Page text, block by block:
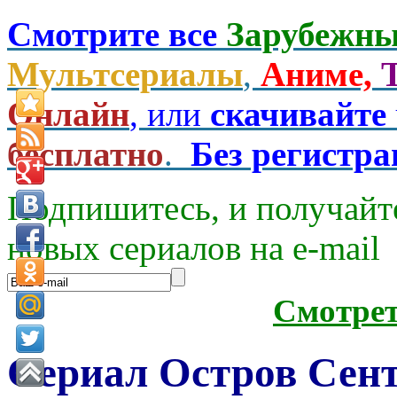
Смотрите все
Мультсериалы, Аниме,
Онлайн, или скачивайте
бесплатно. Без
Подпишитесь, и
новых сериалов на e-mаil
Сериал Остров